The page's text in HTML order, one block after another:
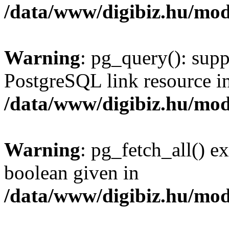
/data/www/digibiz.hu/
Warning: pg_query():
PostgreSQL link resource
/data/www/digibiz.hu/
Warning: pg_fetch_all()
boolean given in
/data/www/digibiz.hu/